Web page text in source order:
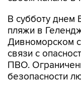
В субботу днем
пляжи в
Дивноморском
связи с
ПВО.
безопасности